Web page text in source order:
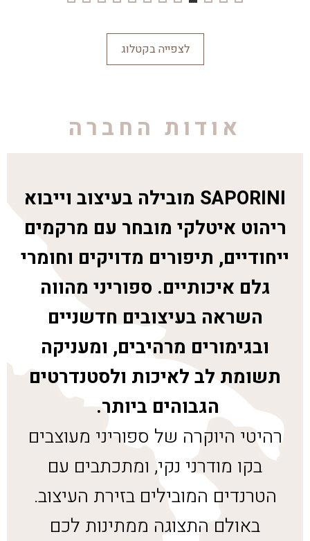
לצפייה בקטלוג
אודות החברה
SAPORINI מובילה בעיצוב וייבוא
ריהוט איטלקי מובחר עם מרקמים
ייחודיים, תיפורים מדויקים וחומרי
גלם איכותיים. ספוריני מהווה
השראה בעיצובים חדשניים
ובגימורים מרהיבים, ומעניקה
תשומת לב לאיכות ולסטנדרטים
הגבוהים ביותר.
רהיטי היוקרה של ספוריני מעוצבים
בקו מודרני נקי, ומתכתבים עם
הטרנדים המובילים בזירת העיצוב.
באולם התצוגה ממתינות לכם